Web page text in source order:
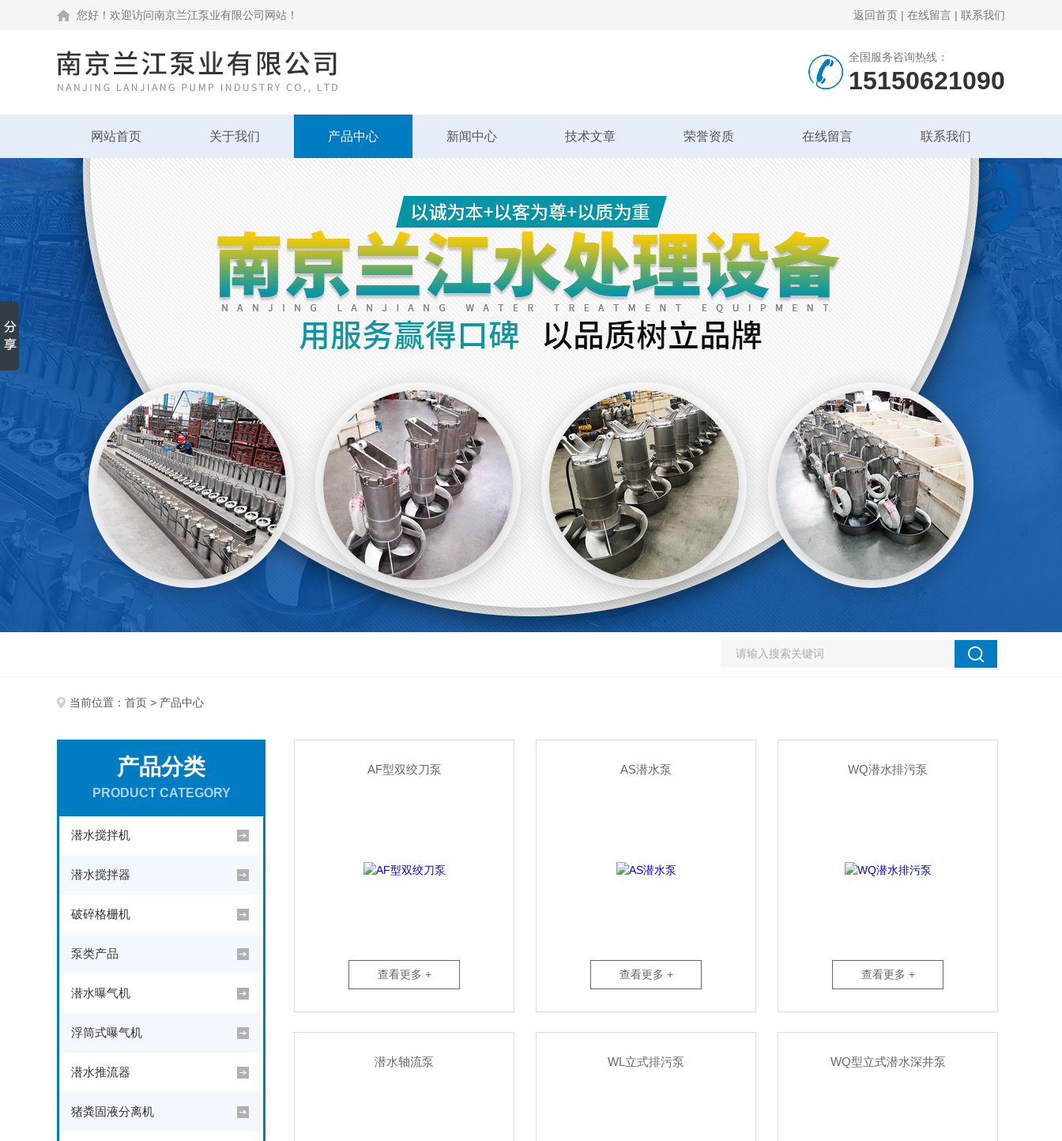
您好！欢迎访问南京兰江泵业有限公司网站！ 返回首页 | 在线留言 | 联系我们
全国服务咨询热线：
15150621090
网站首页 关于我们 产品中心 新闻中心 技术文章 荣誉资质 在线留言 联系我们
当前位置： 首页 > 产品中心
产品分类
PRODUCT CATEGORY
潜水搅拌机
潜水搅拌器
破碎格栅机
泵类产品
潜水曝气机
浮筒式曝气机
潜水推流器
猪粪固液分离机
AF型双绞刀泵
查看更多 +
AS潜水泵
查看更多 +
WQ潜水排污泵
查看更多 +
潜水轴流泵 WL立式排污泵 WQ型立式潜水深井泵